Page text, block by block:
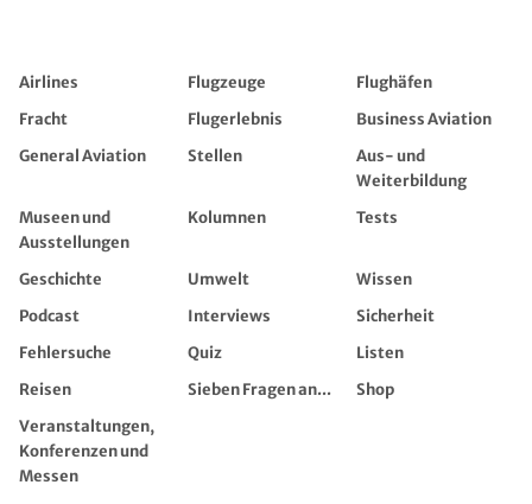
Airlines Flugzeuge
Flughäfen
Fracht
Flugerlebnis
Business Aviation
General Aviation
Stellen
Aus- und
Weiterbildung
Museen und
Ausstellungen
Kolumnen Tests
Geschichte Umwelt
Wissen
Podcast
Interviews
Sicherheit
Fehlersuche
Quiz
Listen
Reisen
Sieben Fragen an...
Shop
Veranstaltungen,
Konferenzen und
Messen